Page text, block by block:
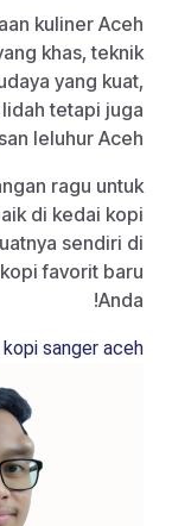
kuliner Aceh
khas, teknik
yang kuat,
tetapi juga
leluhur Aceh.
ragu untuk
di kedai kopi
sendiri di
favorit baru
Anda!
kopi sanger aceh